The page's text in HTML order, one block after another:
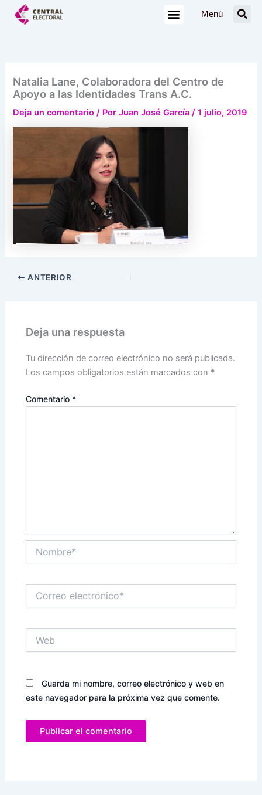
Menú
Natalia Lane, Colaboradora del Centro de
Apoyo a las Identidades Trans A.C.
Deja un comentario / PorJuan José García/1 julio, 2019
ANTERIOR
Deja una respuesta
Tu dirección de correo electrónico no será publicada.
Los campos obligatorios están marcados con *
Comentario *
electrónico*
Guarda mi nombre, correo electrónico y web en
este navegador para la próxima vez que comente.